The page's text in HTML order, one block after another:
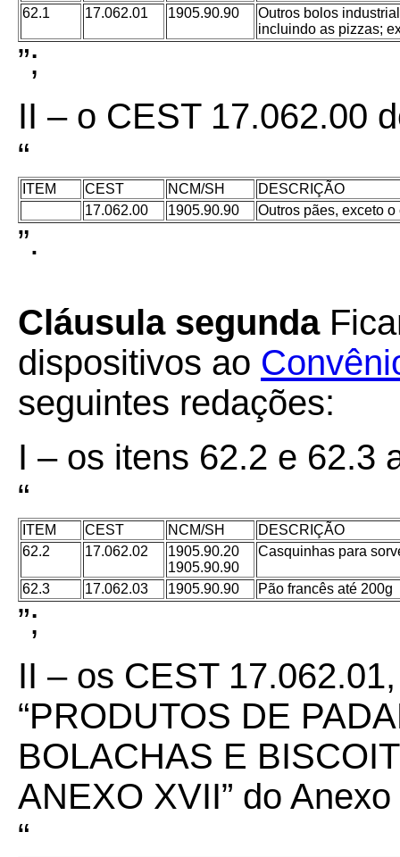
62.1 17.062.01 1905.90.90
Outros bolos
incluindo as pizzas;
”;
II – o CEST 17.062.00
“
ITEM CEST NCM/SH
DESCRIÇÃO
17.062.00
1905.90.90 Outros pães, exceto
”.
Cláusula segunda
dispositivos ao
seguintes redações:
I – os itens 62.2 e 62.3
“
ITEM CEST NCM/SH
DESCRIÇÃO
62.2
17.062.02
1905.90.20
1905.90.90
Casquinhas para
62.3 17.062.03 1905.90.90 Pão francês até 200g
”;
II – os CEST
“PRODUTOS DE
BOLACHAS E
ANEXO XVII” do
“